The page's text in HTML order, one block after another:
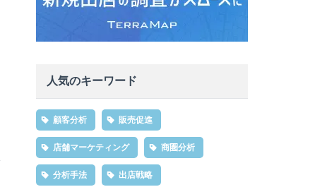
人気のキーワード
顧客分析 販売促進
店舗マーケティング 商圏分析
分析手法 出店戦略